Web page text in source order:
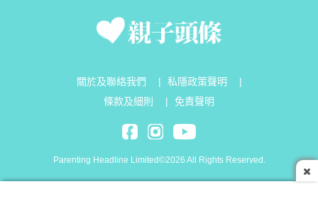
關於及聯絡我們 私隱政策聲明
條款及細則
免責聲明
Parenting Headline Limited©2026 All Rights Reserved.